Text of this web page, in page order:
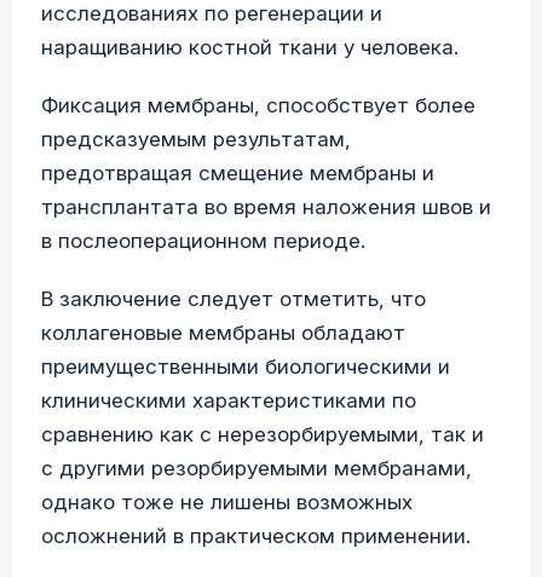
исследованиях по регенерации и
наращиванию костной ткани у человека.
Фиксация мембраны, способствует более
предсказуемым результатам,
предотвращая смещение мембраны и
трансплантата во время наложения швов и
в послеоперационном периоде.
В заключение следует отметить, что
коллагеновые мембраны обладают
преимущественными биологическими и
клиническими характеристиками по
сравнению как с нерезорбируемыми, так и
с другими резорбируемыми мембранами,
однако тоже не лишены возможных
осложнений в практическом применении.